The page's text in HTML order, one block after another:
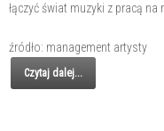
łączyć świat muzyki z pracą na
źródło: management artysty
Czytaj dalej...